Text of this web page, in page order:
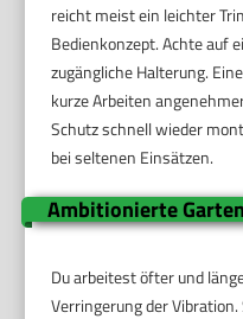
reicht meist ein leichter
Bedienkonzept. Achte auf
zugängliche Halterung.
kurze Arbeiten
Schutz schnell wieder
bei seltenen Einsätzen.
Ambitionierte
Du arbeitest öfter und
Verringerung der